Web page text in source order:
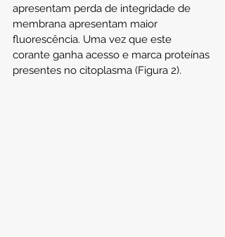
apresentam perda de integridade de
membrana apresentam maior
fluorescência. Uma vez que este
corante ganha acesso e marca proteínas
presentes no citoplasma (Figura 2).